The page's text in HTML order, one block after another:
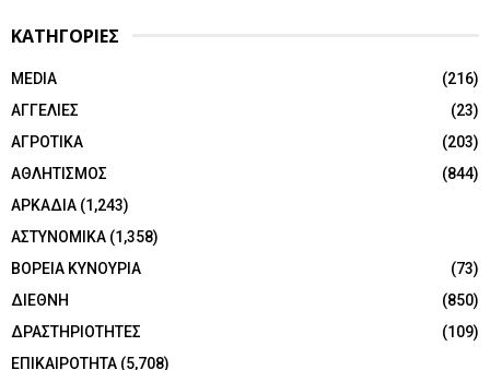
ΚΑΤΗΓΟΡΙΕΣ
MEDIA
(216)
ΑΓΓΕΛΙΕΣ
(23)
ΑΓΡΟΤΙΚΑ
(203)
ΑΘΛΗΤΙΣΜΟΣ
(844)
ΑΡΚΑΔΙΑ (1,243)
ΑΣΤΥΝΟΜΙΚΑ (1,358)
ΒΟΡΕΙΑ ΚΥΝΟΥΡΙΑ
(73)
ΔΙΕΘΝΗ
(850)
ΔΡΑΣΤΗΡΙΟΤΗΤΕΣ
(109)
ΕΠΙΚΑΙΡΟΤΗΤΑ (5,708)